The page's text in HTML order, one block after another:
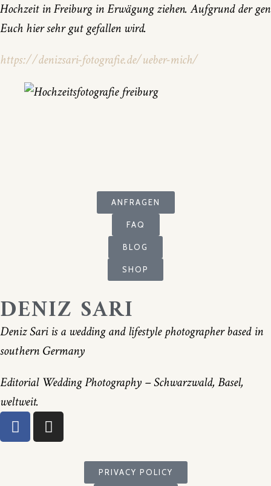
Hochzeit in Freiburg in Erwägung ziehen. Aufgrund der
Euch hier sehr gut gefallen wird.
https://denizsari-fotografie.de/ueber-mich/
ANFRAGEN
FAQ
BLOG
SHOP
DENIZ SARI
Deniz Sari is a wedding and lifestyle photographer based in
southern Germany
Editorial Wedding Photography – Schwarzwald, Basel,
weltweit.
PRIVACY POLICY